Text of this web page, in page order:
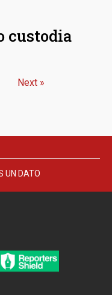
custodia
Next »
UN DATO